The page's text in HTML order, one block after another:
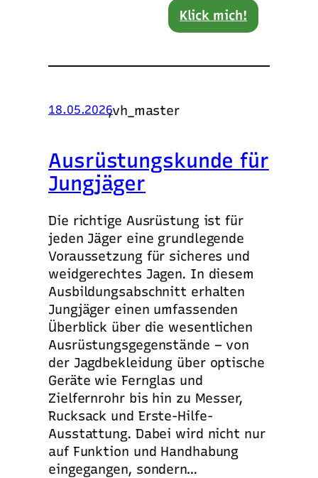
Klick mich!
18.05.2026
,vh_master
Ausrüstungskunde für
Jungjäger
Die richtige Ausrüstung ist für
jeden Jäger eine grundlegende
Voraussetzung für sicheres und
weidgerechtes Jagen. In diesem
Ausbildungsabschnitt erhalten
Jungjäger einen umfassenden
Überblick über die wesentlichen
Ausrüstungsgegenstände – von
der Jagdbekleidung über optische
Geräte wie Fernglas und
Zielfernrohr bis hin zu Messer,
Rucksack und Erste-Hilfe-
Ausstattung. Dabei wird nicht nur
auf Funktion und Handhabung
eingegangen, sondern…